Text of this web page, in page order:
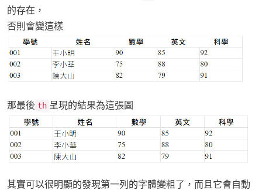
的存在，
否則會變這樣
那最後 th 呈現的結果為這張圖
其實可以很明顯的發現第一列的字體變粗了，而且它會自動